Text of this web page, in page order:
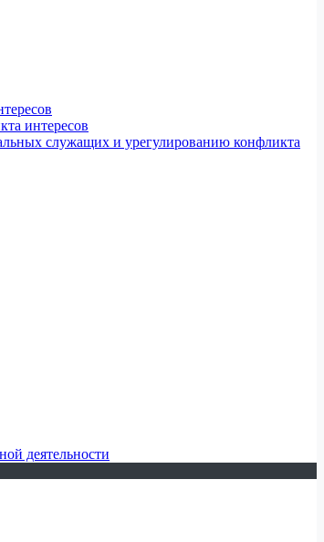
интересов
служащих и урегулированию конфликта
деятельности